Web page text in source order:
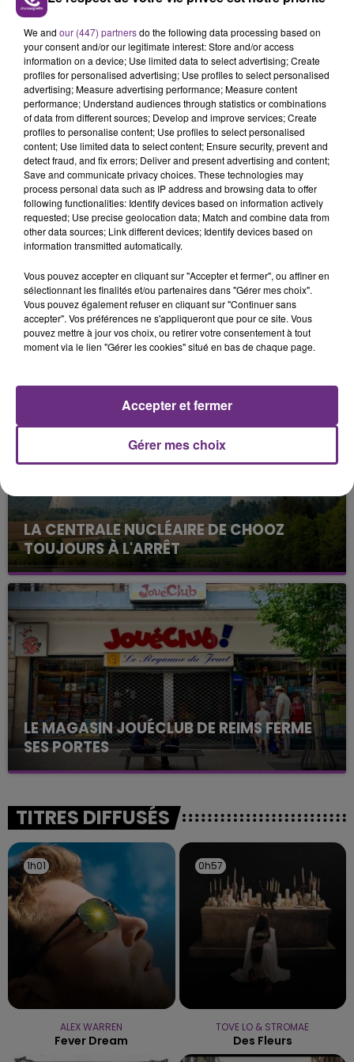
Écouter le podcast
FIL D'ACTUS
LA CENTRALE NUCLÉAIRE DE CHOOZ
TOUJOURS À L'ARRÊT
Cela fait déjà une semaine que la centrale
nucléaire ardennaise est à l'arrêt. Une situation
justifiée par la sécheresse intense qui est toujours
présente.
LE MAGASIN JOUÉCLUB DE REIMS FERME
SES PORTES
C'était l'une des institutions du centre-ville
fermer ses portes.
TITRES DIFFUSÉS
1h01
1h01
ALEX WARREN
Fever Dream
0h57
0h57
TOVE LO & STROMAE
Des Fleurs
We and our (447) partnersdo the following data processing based on
your consent and/or our legitimate interest: Store and/or access
information on a device; Use limited data to select advertising; Create
profiles for personalised advertising; Use profiles to select personalised
advertising; Measure advertising performance; Measure content
performance; Understand audiences through statistics or combinations
of data from different sources; Develop and improve services; Create
profiles to personalise content; Use profiles to select personalised
content; Use limited data to select content; Ensure security, prevent and
detect fraud, and fix errors; Deliver and present advertising and content;
Save and communicate privacy choices. These technologies may
process personal data such as IP address and browsing data to offer
following functionalities: Identify devices based on information actively
requested; Use precise geolocation data; Match and combine data from
other data sources; Link different devices; Identify devices based on
information transmitted automatically.
Vous pouvez accepter en cliquant sur "Accepter et fermer", ou affiner en
sélectionnant les finalités et/ou partenaires dans "Gérer mes choix".
Vous pouvez également refuser en cliquant sur "Continuer sans
accepter". Vos préférences ne s'appliqueront que pour ce site. Vous
pouvez mettre à jour vos choix, ou retirer votre consentement à tout
moment via le lien "Gérer les cookies" situé en bas de chaque page.
Gérer mes choix
Accepter et fermer